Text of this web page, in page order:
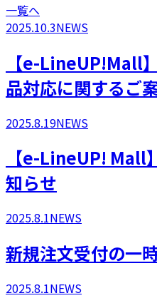
一覧へ
2025.10.3NEWS
【e-LineUP!Mall
品対応に関するご
2025.8.19NEWS
【e-LineUP! Mall
知らせ
2025.8.1NEWS
新規注文受付の一
2025.8.1NEWS